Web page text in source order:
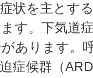
状を主とす
す。下気道
あります。
症候群（